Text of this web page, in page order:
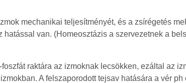
mechanikai teljesítményét, és a zsírégetés
van. (Homeosztázis a szervezetnek a
raktára az izmoknak lecsökken, ezáltal az
A felszaporodott tejsav hatására a vér